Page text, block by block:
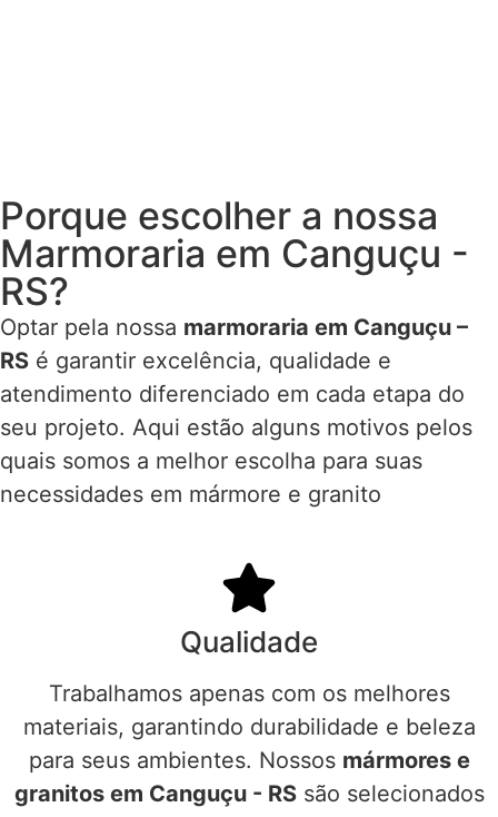
Porque escolher a nossa
Marmoraria em Canguçu -
RS?
Optar pela nossa marmoraria em Canguçu –
RS é garantir excelência, qualidade e
atendimento diferenciado em cada etapa do
seu projeto. Aqui estão alguns motivos pelos
quais somos a melhor escolha para suas
necessidades em mármore e granito
Qualidade
Trabalhamos apenas com os melhores
materiais, garantindo durabilidade e beleza
para seus ambientes. Nossos mármores e
granitos em Canguçu - RSsão selecionados